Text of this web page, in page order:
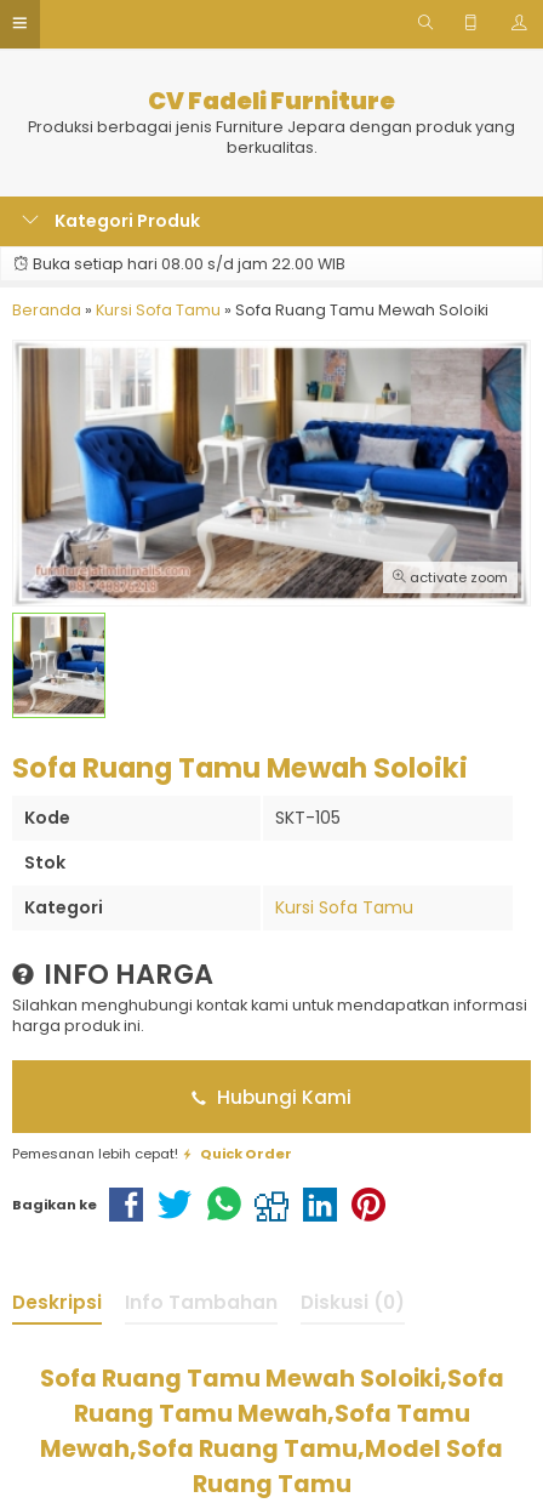
CV Fadeli Furniture
Produksi berbagai jenis Furniture Jepara dengan produk yang
berkualitas.
Kategori Produk
Buka setiap hari 08.00 s/d jam 22.00 WIB
Beranda » Kursi Sofa Tamu » Sofa Ruang Tamu Mewah Soloiki
activate zoom
Sofa Ruang Tamu Mewah Soloiki
Kode
SKT-105
Stok
Kategori
Kursi Sofa Tamu
INFO HARGA
Silahkan menghubungi kontak kami untuk mendapatkan informasi
harga produk ini.
Hubungi Kami
Pemesanan lebih cepat! Quick Order
Bagikan ke
Deskripsi Info Tambahan Diskusi (0)
Sofa Ruang Tamu Mewah Soloiki,Sofa
Ruang Tamu Mewah,Sofa Tamu
Mewah,Sofa Ruang Tamu,Model Sofa
Ruang Tamu